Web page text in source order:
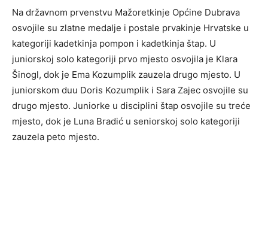
Na državnom prvenstvu Mažoretkinje Općine Dubrava
osvojile su zlatne medalje i postale prvakinje Hrvatske u
kategoriji kadetkinja pompon i kadetkinja štap. U
juniorskoj solo kategoriji prvo mjesto osvojila je Klara
Šinogl, dok je Ema Kozumplik zauzela drugo mjesto. U
juniorskom duu Doris Kozumplik i Sara Zajec osvojile su
drugo mjesto. Juniorke u disciplini štap osvojile su treće
mjesto, dok je Luna Bradić u seniorskoj solo kategoriji
zauzela peto mjesto.